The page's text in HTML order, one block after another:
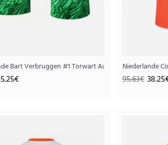
Langarm
Bart Verbruggen #1 Torwart Auswärtstrikot WM
Niederlande
95.63€